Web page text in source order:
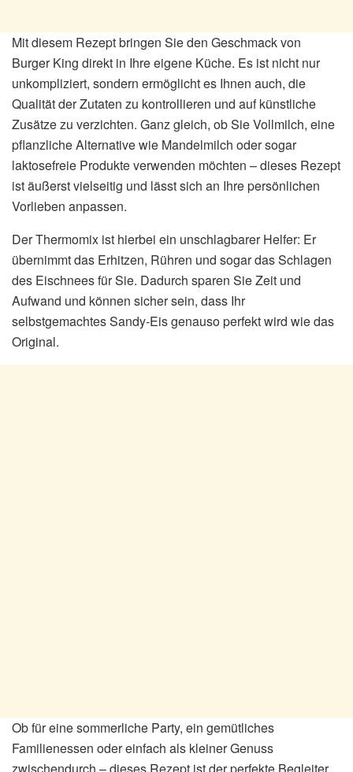
Mit diesem Rezept bringen Sie den Geschmack von
Burger King direkt in Ihre eigene Küche. Es ist nicht nur
unkompliziert, sondern ermöglicht es Ihnen auch, die
Qualität der Zutaten zu kontrollieren und auf künstliche
Zusätze zu verzichten. Ganz gleich, ob Sie Vollmilch, eine
pflanzliche Alternative wie Mandelmilch oder sogar
laktosefreie Produkte verwenden möchten – dieses Rezept
ist äußerst vielseitig und lässt sich an Ihre persönlichen
Vorlieben anpassen.
Der Thermomix ist hierbei ein unschlagbarer Helfer: Er
übernimmt das Erhitzen, Rühren und sogar das Schlagen
des Eischnees für Sie. Dadurch sparen Sie Zeit und
Aufwand und können sicher sein, dass Ihr
selbstgemachtes Sandy-Eis genauso perfekt wird wie das
Original.
Ob für eine sommerliche Party, ein gemütliches
Familienessen oder einfach als kleiner Genuss
zwischendurch – dieses Rezept ist der perfekte Begleiter